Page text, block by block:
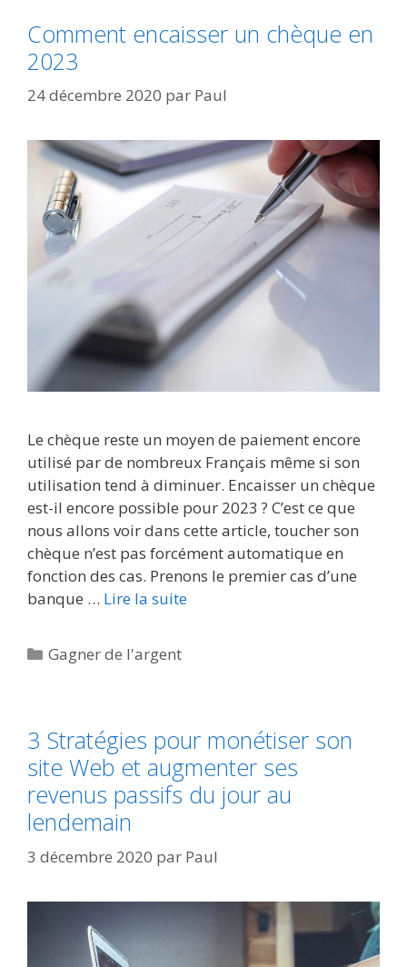
Comment encaisser un chèque en
2023
24 décembre 2020 par Paul
Le chèque reste un moyen de paiement encore
utilisé par de nombreux Français même si son
utilisation tend à diminuer. Encaisser un chèque
est-il encore possible pour 2023 ? C’est ce que
nous allons voir dans cette article, toucher son
chèque n’est pas forcément automatique en
fonction des cas. Prenons le premier cas d’une
banque … Lire la suite
Catégories
Gagner de l'argent
3 Stratégies pour monétiser son
site Web et augmenter ses
revenus passifs du jour au
lendemain
3 décembre 2020 par Paul